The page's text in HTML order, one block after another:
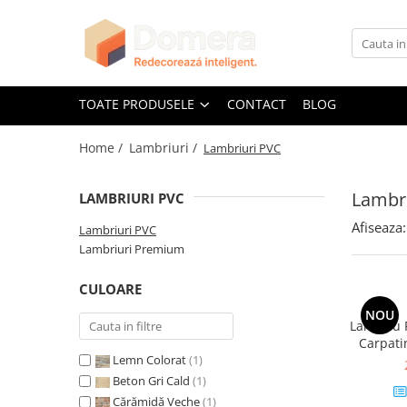
Toate Produsele
Parchet SPC
Riflaje Decorative
Riflaje Interioare
Glafuri Interioare
Glafuri Exterioare
Plinte, Plinte PVC, Plinte MDF
Plinte MDF Premium
Accesorii Plinte
TOATE PRODUSELE CONTACT BLOG
Home / Lambriuri / Lambriuri PVC
LAMBRIURI PVC
Lambriuri PVC
Lambriuri Premium
CULOARE
Lemn Colorat(1)
Beton Gri Cald (1)
Cărămidă Veche(1)
Afiseaza:
NOU
Lambriu
2.65